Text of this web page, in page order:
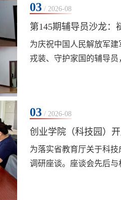
03 / 2026-08
第145期辅导员沙龙：
为庆祝中国人民解放军建
戎装、守护家国的辅导
03 / 2026-08
创业学院（科技园）
为落实省教育厅关于科
调研座谈。座谈会先后